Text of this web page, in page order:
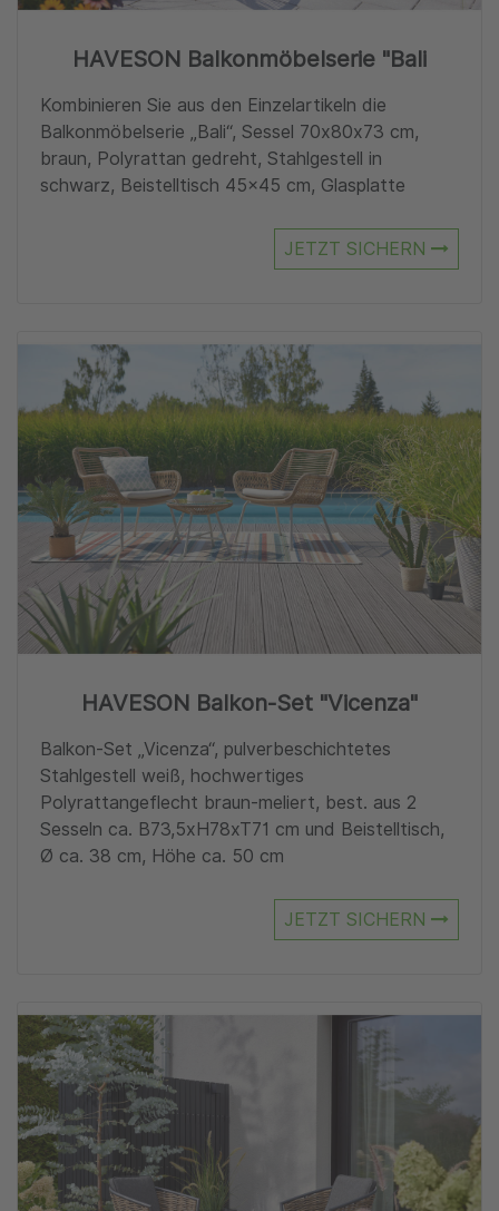
HAVESON Balkonmöbelserie "Bali
Kombinieren Sie aus den Einzelartikeln die
Balkonmöbelserie „Bali“, Sessel 70x80x73 cm,
braun, Polyrattan gedreht, Stahlgestell in
schwarz, Beistelltisch 45×45 cm, Glasplatte
JETZT SICHERN
HAVESON Balkon-Set "Vicenza"
Balkon-Set „Vicenza“, pulverbeschichtetes
Stahlgestell weiß, hochwertiges
Polyrattangeflecht braun-meliert, best. aus 2
Sesseln ca. B73,5xH78xT71 cm und Beistelltisch,
Ø ca. 38 cm, Höhe ca. 50 cm
JETZT SICHERN